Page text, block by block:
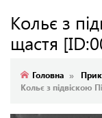
Кольє з
щастя
Головна
Кольє з підвіскою